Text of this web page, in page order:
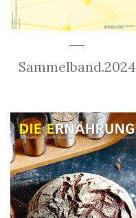
Sammelband.2024